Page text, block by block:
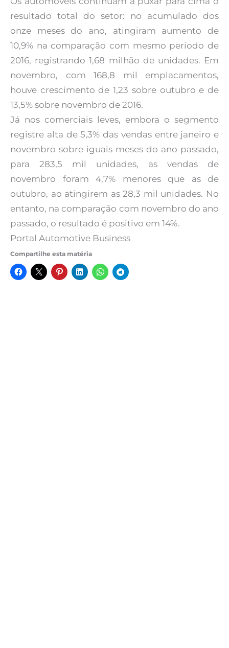
resultado total do setor: no acumulado dos
onze meses do ano, atingiram aumento de
10,9% na comparação com mesmo período de
2016, registrando 1,68 milhão de unidades. Em
novembro, com 168,8 mil emplacamentos,
houve crescimento de 1,23 sobre outubro e de
13,5% sobre novembro de 2016.
Já nos comerciais leves, embora o segmento
registre alta de 5,3% das vendas entre janeiro e
novembro sobre iguais meses do ano passado,
para 283,5 mil unidades, as vendas de
novembro foram 4,7% menores que as de
outubro, ao atingirem as 28,3 mil unidades. No
entanto, na comparação com novembro do ano
passado, o resultado é positivo em 14%.
Portal Automotive Business
Compartilhe esta matéria